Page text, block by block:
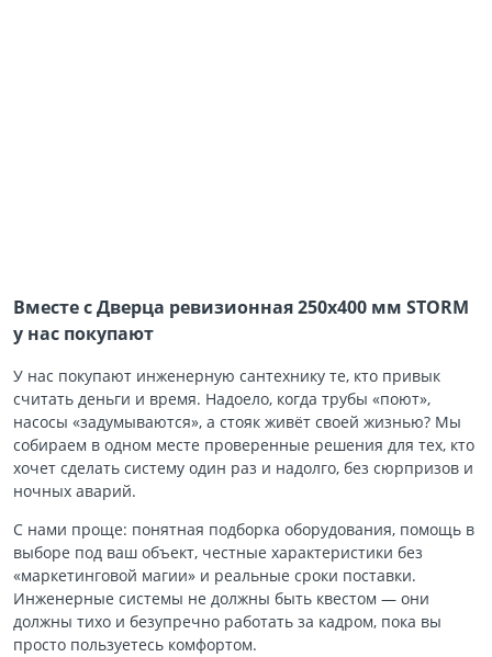
Вместе с Дверца ревизионная 250х400 мм STORM
у нас покупают
У нас покупают инженерную сантехнику те, кто привык
считать деньги и время. Надоело, когда трубы «поют»,
насосы «задумываются», а стояк живёт своей жизнью? Мы
собираем в одном месте проверенные решения для тех, кто
хочет сделать систему один раз и надолго, без сюрпризов и
ночных аварий.
С нами проще: понятная подборка оборудования, помощь в
выборе под ваш объект, честные характеристики без
«маркетинговой магии» и реальные сроки поставки.
Инженерные системы не должны быть квестом — они
должны тихо и безупречно работать за кадром, пока вы
просто пользуетесь комфортом.